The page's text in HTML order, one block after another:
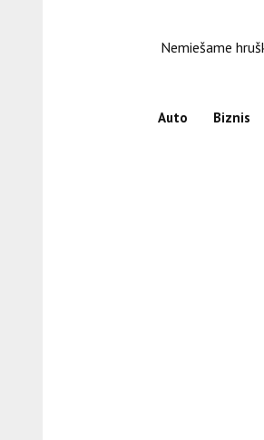
Nemiešame
Auto Biznis